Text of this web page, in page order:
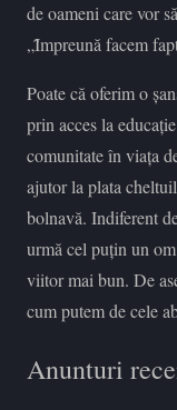
de oameni care vor
„Ȋmpreună facem
Poate că oferim o
prin acces la
comunitate în viața
ajutor la plata
bolnavă. Indiferent
urmă cel puțin un
viitor mai bun. De
cum putem de cele
Anunturi